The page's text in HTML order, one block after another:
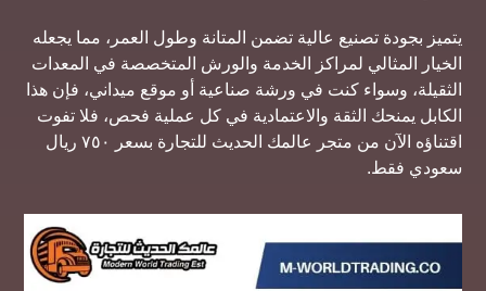
يتميز بجودة تصنيع عالية تضمن المتانة وطول العمر، مما يجعله
الخيار المثالي لمراكز الخدمة والورش المتخصصة في المعدات
الثقيلة، وسواء كنت في ورشة صناعية أو موقع ميداني، فإن هذا
الكابل يمنحك الثقة والاعتمادية في كل عملية فحص، فلا تفوت
اقتناؤه الآن من متجر عالمك الحديث للتجارة بسعر ٧٥٠ ريال
سعودي فقط.